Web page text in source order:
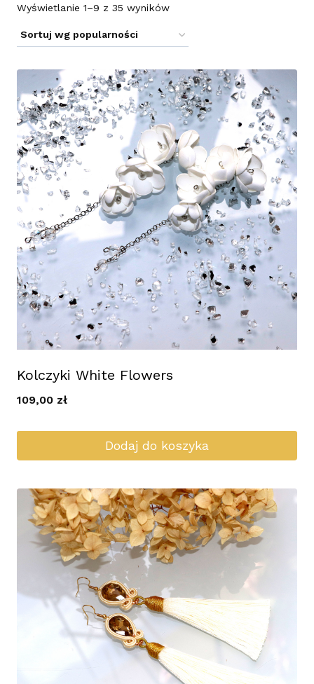
Wyświetlanie 1–9 z 35 wynikówPosortowane
popularności
Kolczyki White Flowers
109,00 zł
Dodaj do koszyka